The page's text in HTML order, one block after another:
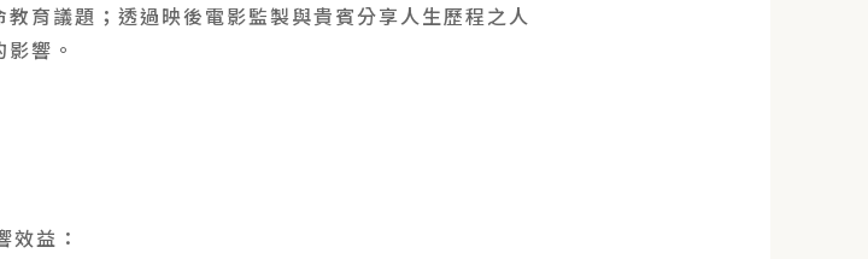
育議題；透過映後電影監製與貴賓分享人生歷程之人
響。
效益：